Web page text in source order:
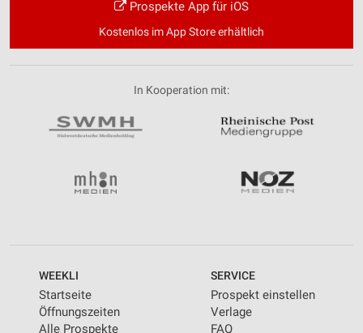
Prospekte App für iOS
Kostenlos im App Store erhältlich
In Kooperation mit:
WEEKLI
Startseite
Öffnungszeiten
Alle Prospekte
SERVICE
Prospekt einstellen
Verlage
FAQ